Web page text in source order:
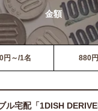
金額
円～/1名 880
ル宅配「1DISH